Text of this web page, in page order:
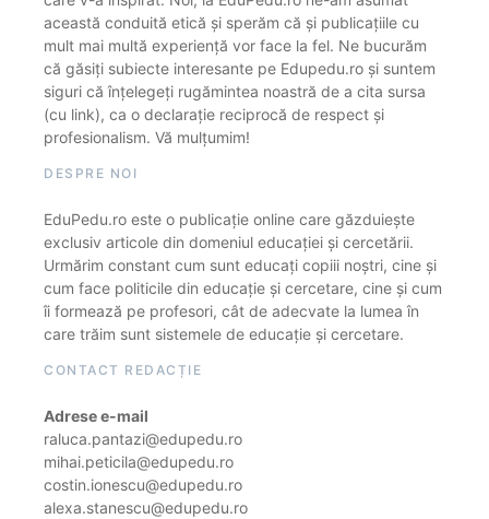
această conduită etică și sperăm că și publicațiile cu
mult mai multă experiență vor face la fel. Ne bucurăm
că găsiți subiecte interesante pe Edupedu.ro și suntem
siguri că înțelegeți rugămintea noastră de a cita sursa
(cu link), ca o declarație reciprocă de respect și
profesionalism. Vă mulțumim!
DESPRE NOI
EduPedu.ro este o publicație online care găzduiește
exclusiv articole din domeniul educației și cercetării.
Urmărim constant cum sunt educați copiii noștri, cine și
cum face politicile din educație și cercetare, cine și cum
îi formează pe profesori, cât de adecvate la lumea în
care trăim sunt sistemele de educație și cercetare.
CONTACT REDACȚIE
Adrese e-mail
raluca.pantazi@edupedu.ro
mihai.peticila@edupedu.ro
costin.ionescu@edupedu.ro
alexa.stanescu@edupedu.ro